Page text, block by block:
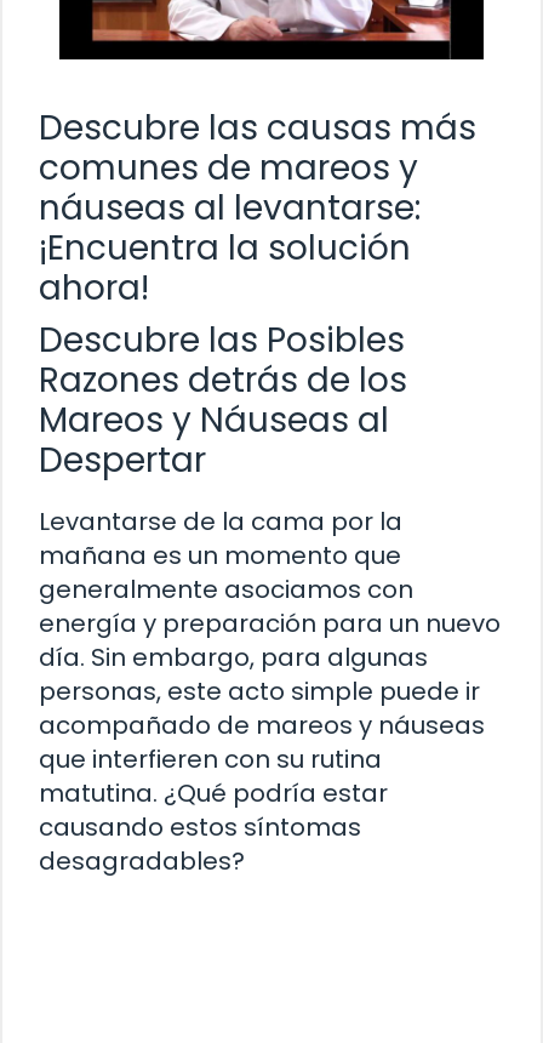
Descubre las causas más
comunes de mareos y
náuseas al levantarse:
¡Encuentra la solución
ahora!
Descubre las Posibles
Razones detrás de los
Mareos y Náuseas al
Despertar
Levantarse de la cama por la
mañana es un momento que
generalmente asociamos con
energía y preparación para un nuevo
día. Sin embargo, para algunas
personas, este acto simple puede ir
acompañado de mareos y náuseas
que interfieren con su rutina
matutina. ¿Qué podría estar
causando estos síntomas
desagradables?